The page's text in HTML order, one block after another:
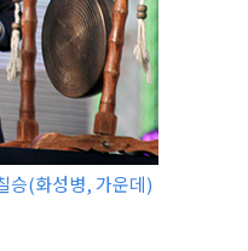
승(화성병, 가운데)